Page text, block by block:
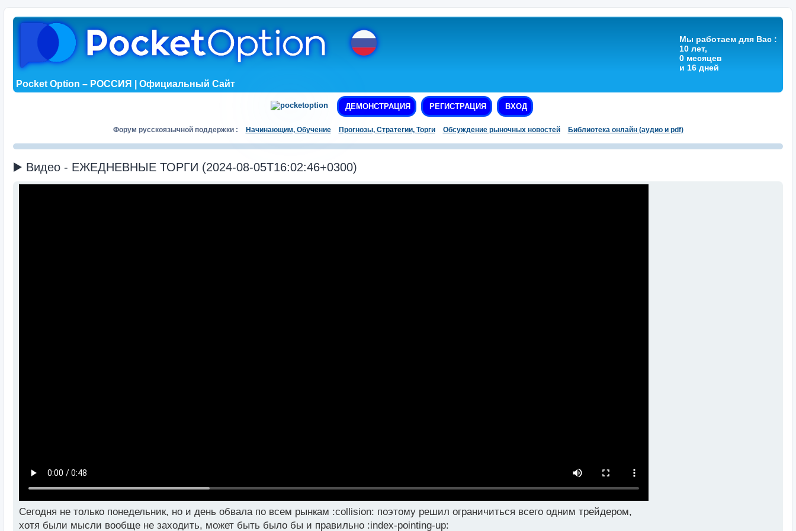
Pocket Option – РОССИЯ | Официальный Сайт
Мы работаем для Вас :
10 лет,
0 месяцев
и 16 дней
ДЕМОНСТРАЦИЯ РЕГИСТРАЦИЯ ВХОД
Форум русскоязычной поддержки : Начинающим, Обучение Прогнозы, Стратегии, Торги Обсуждение рыночных новостей Библиотека онлайн (аудио и pdf)
▶️ Видео - ЕЖЕДНЕВНЫЕ ТОРГИ (2024-08-05T16:02:46+0300)
Сегодня не только понедельник, но и день обвала по всем рынкам :collision: поэтому решил ограничиться всего одним трейдером,
хотя были мысли вообще не заходить, может быть было бы и правильно :index-pointing-up: